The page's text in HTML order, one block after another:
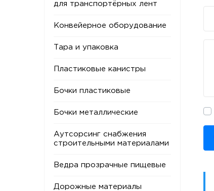
для транспортёрных лент
Конвейерное оборудование
Тара и упаковка
Пластиковые канистры
Бочки пластиковые
Бочки металлические
Аутсорсинг снабжения
строительными материалами
Ведра прозрачные пищевые
Дорожные материалы